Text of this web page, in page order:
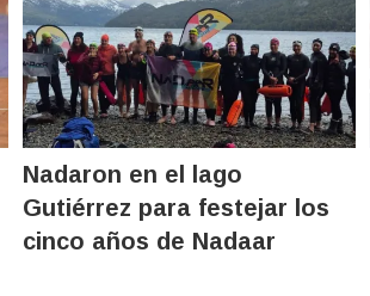
Nadaron en el lago
Gutiérrez para festejar los
cinco años de Nadaar